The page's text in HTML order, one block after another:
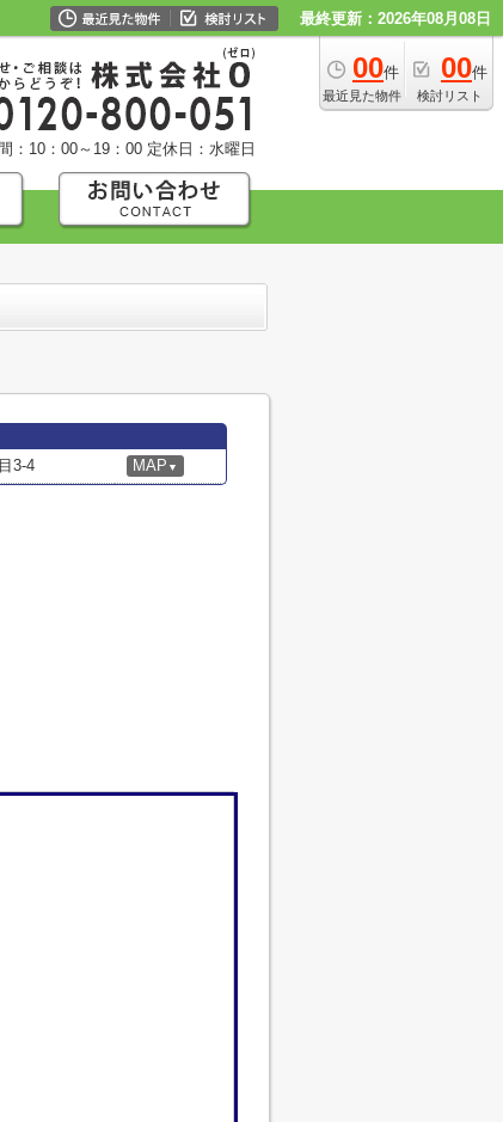
最終更新：2026年08月08日
00件
最近見た物件
00件
検討リスト
：10：00～19：00 定休日：水曜日
3-4 MAP ▼